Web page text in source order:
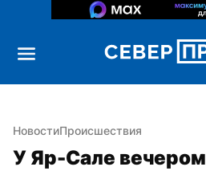
НовостиПроисшествия
У Яр-Сале вечером